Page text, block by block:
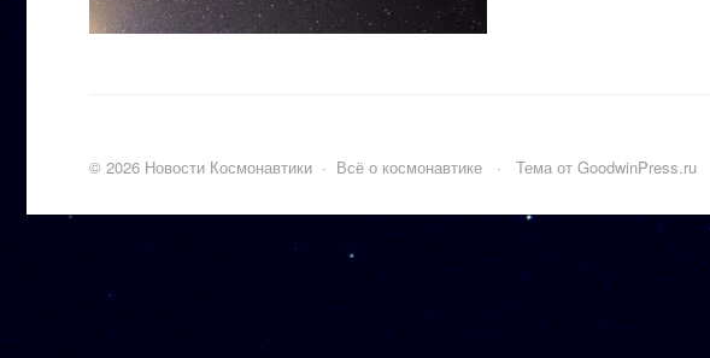
© 2026 Новости Космонавтики · Всё о космонавтике · Тема от GoodwinPress.ru